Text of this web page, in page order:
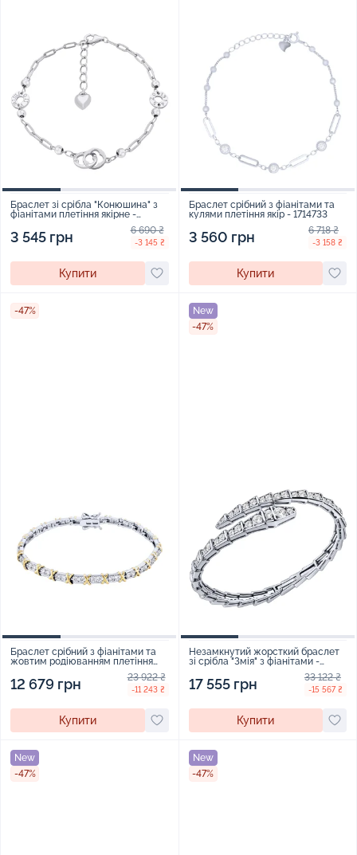
Браслет зі срібла "Конюшина" з
фіанітами плетіння якірне -
3 545 грн 6 690 ₴
-3 145 ₴
Купити
Браслет срібний з фіанітами та
кулями плетіння якір - 1714733
3 560 грн 6 718 ₴
-3 158 ₴
Купити
-47%
Браслет срібний з фіанітами та
жовтим родіюванням плетіння
12 679 грн 23 922 ₴
-11 243 ₴
Купити
New
-47%
Незамкнутий жорсткий браслет
зі срібла "Змія" з фіанітами -
17 555 грн 33 122 ₴
-15 567 ₴
Купити
New
-47%
New
-47%